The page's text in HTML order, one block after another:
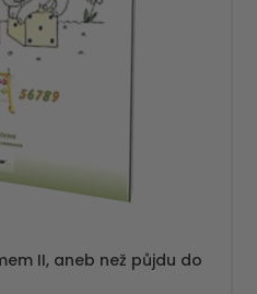
II, aneb než půjdu do